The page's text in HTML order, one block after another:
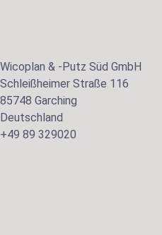
Wicoplan & -Putz Süd GmbH
Schleißheimer Straße 116
85748 Garching
Deutschland
+49 89 329020